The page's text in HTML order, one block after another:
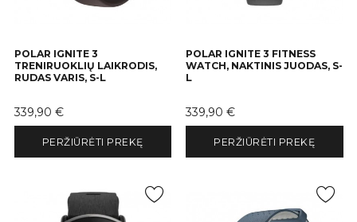
POLAR IGNITE 3
TRENIRUOKLIŲ LAIKRODIS,
RUDAS VARIS, S-L
Kaina
339,90 €
PERŽIŪRĖTI PREKĘ
POLAR IGNITE 3 FITNESS
WATCH, NAKTINIS JUODAS, S-
L
Kaina
339,90 €
PERŽIŪRĖTI PREKĘ